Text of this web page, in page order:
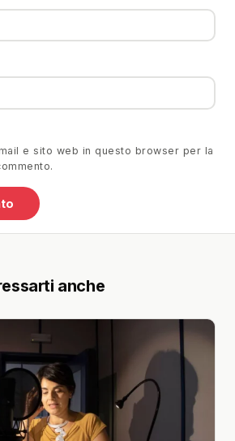
e sito web in questo browser per la
anche